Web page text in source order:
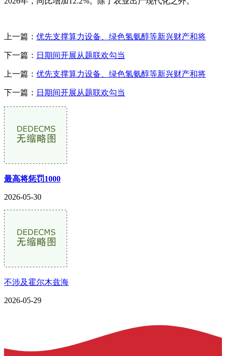
上一篇： 优先支撑算力设备、绿色氢氨醇等新兴财产和将
下一篇： 日期间开展从题联欢勾当
上一篇： 优先支撑算力设备、绿色氢氨醇等新兴财产和将
下一篇： 日期间开展从题联欢勾当
最高将惩罚1000
2026-05-30
不涉及霍尔木兹海
2026-05-29